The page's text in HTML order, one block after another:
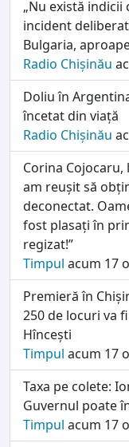
„Nu există
incident
Bulgaria,
Radio Chișinău
Doliu în
încetat din viață
Radio Chișinău
Corina Cojocaru,
am reușit să
deconectat.
fost plasați în
regizat!”
Timpul acum 17
Premieră în
250 de locuri va
Hîncești
Timpul acum 17
Taxa pe colete:
Guvernul poate
Timpul acum 17